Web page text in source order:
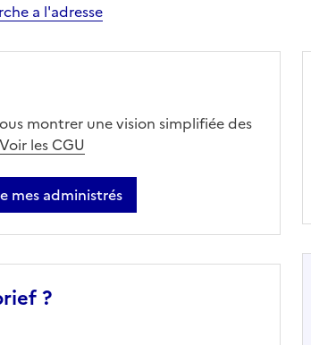
a l'adresse
montrer une vision simplifiée des
Voir les CGU
mes administrés
?